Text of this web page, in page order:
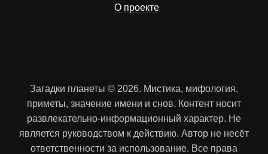
О проекте
Загадки планеты © 2026. Мистика, мифология,
приметы, значение имени и снов. Контент носит
развлекательно-информационный характер. Не
является руководством к действию. Автор не несёт
ответственности за использование. Все права